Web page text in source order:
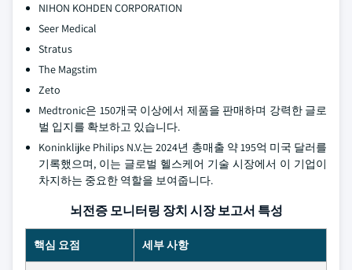
NIHON KOHDEN CORPORATION
Seer Medical
Stratus
The Magstim
Zeto
Medtronic은 150개국 이상에서 제품을 판매하며 강력한 글로
벌 입지를 확보하고 있습니다.
Koninklijke Philips N.V.는 2024년 총매출 약 195억 미국 달러를
기록했으며, 이는 글로벌 헬스케어 기술 시장에서 이 기업이
차지하는 중요한 역할을 보여줍니다.
뇌전증 모니터링 장치 시장 보고서 특성
핵심 요점 세부 사항